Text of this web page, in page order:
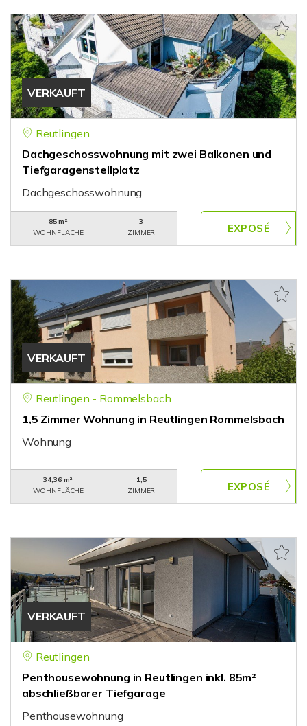
VERKAUFT
Reutlingen
Dachgeschosswohnung mit zwei Balkonen und
Tiefgaragenstellplatz
Dachgeschosswohnung
85 m²
WOHNFLÄCHE
3
ZIMMER
VERKAUFT
Reutlingen - Rommelsbach
1,5 Zimmer Wohnung in Reutlingen Rommelsbach
Wohnung
34,36 m²
WOHNFLÄCHE
1,5
ZIMMER
VERKAUFT
Reutlingen
Penthousewohnung in Reutlingen inkl. 85m²
abschließbarer Tiefgarage
Penthousewohnung